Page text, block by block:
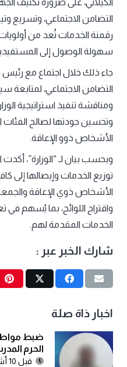
التضامن الاجتماعي، وتسريع
رقمنة الخدمات تُعد من
سهولة الوصول إلى
جاء ذلك خلال اجتماع مع رئيس
التضامن الاجتماعي، لمتابعة
ومناقشة تنفيذ استراتيجية
وتحسين جودتها لصالح
الأشخاص ذوو الإعاقة.
وبحسب بيان لـ “الوزارة”،
توزيع الخدمات وإيصالها إلى
الأشخاص ذوي الإعاقة
واقتراح اللوائح، بما يُسهم
الخدمات المقدمة لهم.
شارك الخبر عبر :
اخبار ذاة صلة
ضبط
الحرم
قبل 10 أشهر